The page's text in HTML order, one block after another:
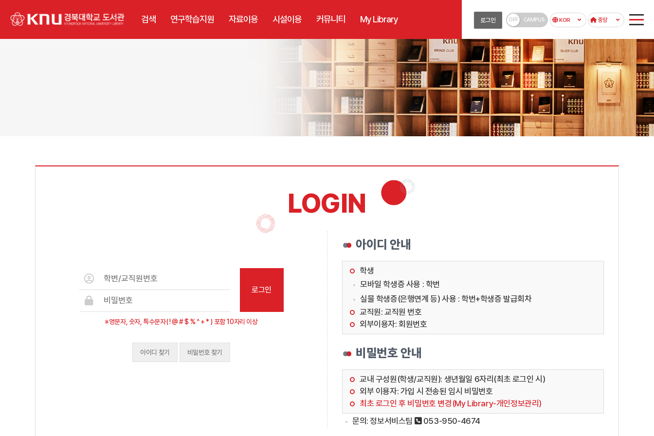
검색 연구학습지원 자료이용 시설이용 커뮤니티 My Library 로그인 CAMPUS
OFF KOR 중앙
LOGIN
로그인
※영문자, 숫자, 특수문자( ! @ # $ % ^ + * ) 포함 10자리 이상
아이디 찾기 비밀번호 찾기
아이디 안내
학생
모바일 학생증 사용 : 학번
실물 학생증(은행연계 등) 사용 : 학번+학생증 발급회차
교직원: 교직원 번호
외부이용자: 회원번호
비밀번호 안내
교내 구성원(학생/교직원): 생년월일 6자리(최초 로그인 시)
외부 이용자: 가입 시 전송된 임시 비밀번호
최초 로그인 후 비밀번호 변경(My Library-개인정보관리)
문의: 정보서비스팀
053-950-4674